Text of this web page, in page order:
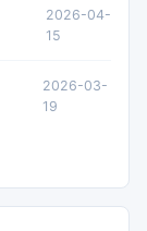
2026-04-
15
2026-03-
19